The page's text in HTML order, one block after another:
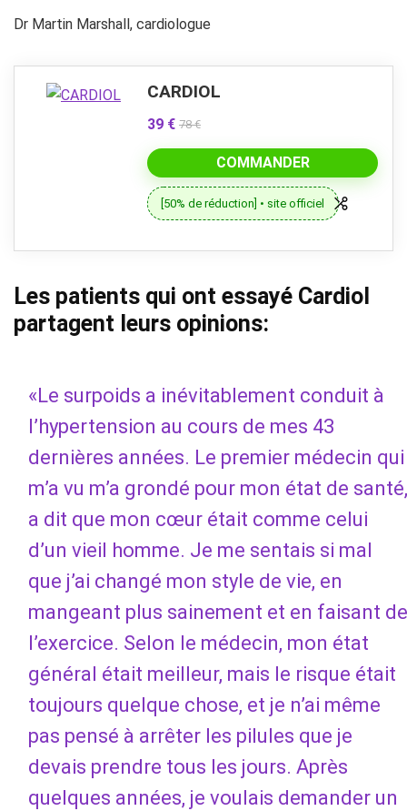
Dr Martin Marshall, cardiologue
CARDIOL
39 € 78 €
COMMANDER
[50% de réduction] • site officiel
Les patients qui ont essayé Cardiol
partagent leurs opinions:
«Le surpoids a inévitablement conduit à
l’hypertension au cours de mes 43
dernières années. Le premier médecin qui
m’a vu m’a grondé pour mon état de santé,
a dit que mon cœur était comme celui
d’un vieil homme. Je me sentais si mal
que j’ai changé mon style de vie, en
mangeant plus sainement et en faisant de
l’exercice. Selon le médecin, mon état
général était meilleur, mais le risque était
toujours quelque chose, et je n’ai même
pas pensé à arrêter les pilules que je
devais prendre tous les jours. Après
quelques années, je voulais demander un